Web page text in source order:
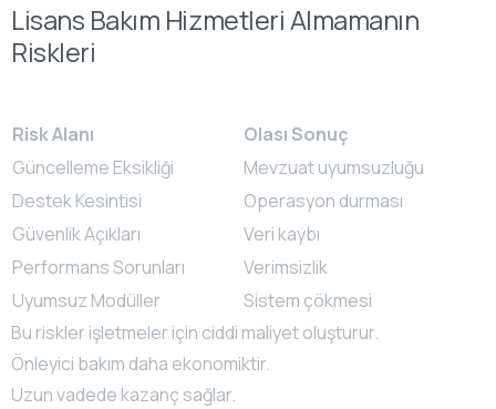
Lisans Bakım Hizmetleri Almamanın
Riskleri
Risk Alanı
Olası Sonuç
Güncelleme Eksikliği
Mevzuat uyumsuzluğu
Destek Kesintisi
Operasyon durması
Güvenlik Açıkları
Veri kaybı
Performans Sorunları
Verimsizlik
Uyumsuz Modüller
Sistem çökmesi
Bu riskler işletmeler için ciddi maliyet oluşturur.
Önleyici bakım daha ekonomiktir.
Uzun vadede kazanç sağlar.